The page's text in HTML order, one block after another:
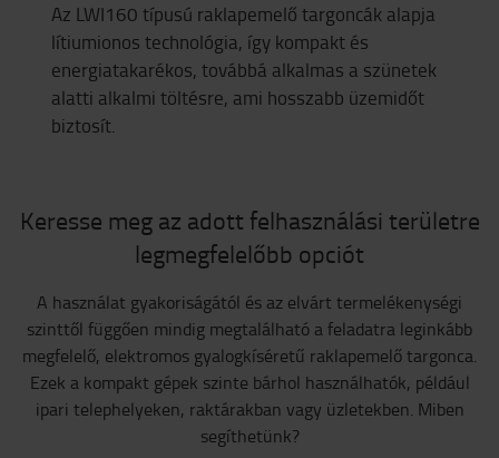
Az LWI160 típusú raklapemelő targoncák alapja
lítiumionos technológia, így kompakt és
energiatakarékos, továbbá alkalmas a szünetek
alatti alkalmi töltésre, ami hosszabb üzemidőt
biztosít.
Keresse meg az adott felhasználási területre
legmegfelelőbb opciót
A használat gyakoriságától és az elvárt termelékenységi
szinttől függően mindig megtalálható a feladatra leginkább
megfelelő, elektromos gyalogkíséretű raklapemelő targonca.
Ezek a kompakt gépek szinte bárhol használhatók, például
ipari telephelyeken, raktárakban vagy üzletekben. Miben
segíthetünk?